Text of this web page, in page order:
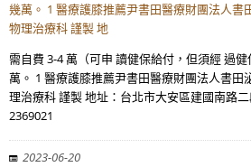
幾萬。 1 醫療護膝推薦尹書田醫療財團法人書
物理治療科 謹製 地
需自費 3-4 萬（可申 讀健保給付，但須經 過
萬。 1 醫療護膝推薦尹書田醫療財團法人書田
理治療科 謹製 地址：台北市大安區建國南路
2369021
2023-06-20